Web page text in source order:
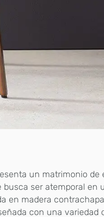
un matrimonio de
busca ser atemporal en
en madera
con una variedad